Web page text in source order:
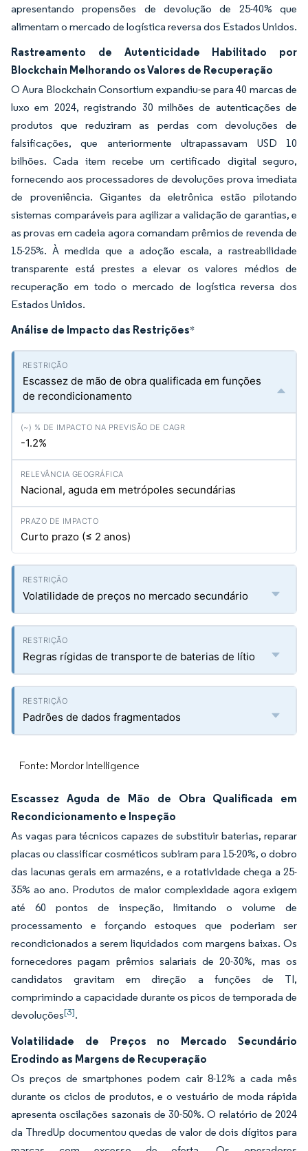
apresentando propensões de devolução de 25-40% que
alimentam o mercado de logística reversa dos Estados Unidos.
Rastreamento de Autenticidade Habilitado por
Blockchain Melhorando os Valores de Recuperação
O Aura Blockchain Consortium expandiu-se para 40 marcas de
luxo em 2024, registrando 30 milhões de autenticações de
produtos que reduziram as perdas com devoluções de
falsificações, que anteriormente ultrapassavam USD 10
bilhões. Cada item recebe um certificado digital seguro,
fornecendo aos processadores de devoluções prova imediata
de proveniência. Gigantes da eletrônica estão pilotando
sistemas comparáveis para agilizar a validação de garantias, e
as provas em cadeia agora comandam prêmios de revenda de
15-25%. À medida que a adoção escala, a rastreabilidade
transparente está prestes a elevar os valores médios de
recuperação em todo o mercado de logística reversa dos
Estados Unidos.
Análise de Impacto das Restrições*
Escassez de mão de obra qualificada em funções
de recondicionamento
-1.2%
Nacional, aguda em metrópoles secundárias
Curto prazo (≤ 2 anos)
Volatilidade de preços no mercado secundário
Regras rígidas de transporte de baterias de lítio
Padrões de dados fragmentados
Fonte: Mordor Intelligence
Escassez Aguda de Mão de Obra Qualificada em
Recondicionamento e Inspeção
As vagas para técnicos capazes de substituir baterias, reparar
placas ou classificar cosméticos subiram para 15-20%, o dobro
das lacunas gerais em armazéns, e a rotatividade chega a 25-
35% ao ano. Produtos de maior complexidade agora exigem
até 60 pontos de inspeção, limitando o volume de
processamento e forçando estoques que poderiam ser
recondicionados a serem liquidados com margens baixas. Os
fornecedores pagam prêmios salariais de 20-30%, mas os
candidatos gravitam em direção a funções de TI,
comprimindo a capacidade durante os picos de temporada de
devoluções[3].
Volatilidade de Preços no Mercado Secundário
Erodindo as Margens de Recuperação
Os preços de smartphones podem cair 8-12% a cada mês
durante os ciclos de produtos, e o vestuário de moda rápida
apresenta oscilações sazonais de 30-50%. O relatório de 2024
da ThredUp documentou quedas de valor de dois dígitos para